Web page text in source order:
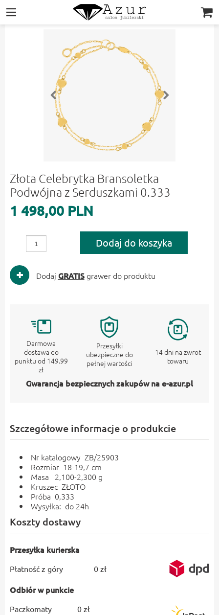
|||
Złota Celebrytka Bransoletka
Podwójna z Serduszkami 0.333
1 498,00 PLN
Dodaj do koszyka
Dodaj GRATISgrawer do produktu
Darmowa
dostawa do
punktu od 149.99
zł
Przesyłki
ubezpieczne do
pełnej wartości
14 dni na zwrot
towaru
Gwarancja bezpiecznych zakupów na e-azur.pl
Szczegółowe informacje o produkcie
Nr katalogowy ZB/25903
Rozmiar 18-19,7 cm
Masa 2,100-2,300 g
Kruszec ZŁOTO
Próba 0,333
Wysyłka: do 24h
Koszty dostawy
Przesyłka kurierska
Płatność z góry 0 zł
Odbiór w punkcie
Paczkomaty
0 zł